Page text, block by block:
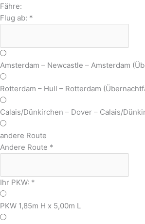
Fähre:
Flug ab: *
Amsterdam – Newcastle – Amsterdam
Rotterdam – Hull – Rotterdam
Calais/Dünkirchen – Dover – Calais/
andere Route
Andere Route *
Ihr PKW: *
PKW 1,85m H x 5,00m L